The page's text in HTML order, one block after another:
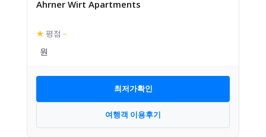
Ahrner Wirt Apartments
★ 평점 –
최저가확인
여행객 이용후기